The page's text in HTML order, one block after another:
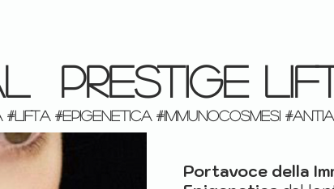
PRESTIGE
#LIFTA #EPIGENETICA #immunocosmesi
Portavoce della